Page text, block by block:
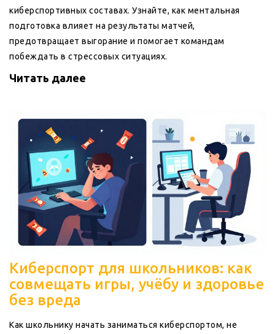
киберспортивных составах. Узнайте, как ментальная
подготовка влияет на результаты матчей,
предотвращает выгорание и помогает командам
побеждать в стрессовых ситуациях.
Читать далее
Киберспорт для школьников: как
совмещать игры, учёбу и здоровье
без вреда
Как школьнику начать заниматься киберспортом, не